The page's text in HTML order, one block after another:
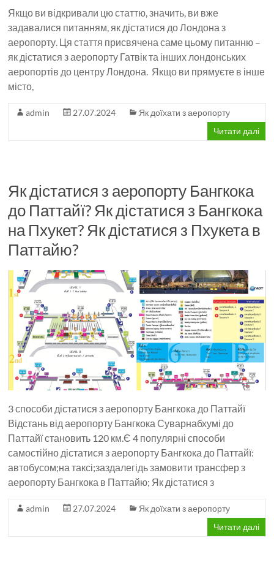
Якщо ви відкривали цю статтю, значить, ви вже
задавалися питанням, як дістатися до Лондона з
аеропорту. Ця стаття присвячена саме цьому питанню –
як дістатися з аеропорту Гатвік та інших лондонських
аеропортів до центру Лондона. Якщо ви прямуєте в інше
місто,
admin 27.07.2024
Як доїхати з аеропорту
Читати далі
Як дістатися з аеропорту Бангкока
до Паттайї? Як дістатися з Бангкока
на Пхукет? Як дістатися з Пхукета в
Паттайю?
3 способи дістатися з аеропорту Бангкока до Паттайї
Відстань від аеропорту Бангкока Суварнабхумі до
Паттайї становить 120 км.Є 4 популярні способи
самостійно дістатися з аеропорту Бангкока до Паттайї:
автобусом;на таксі;заздалегідь замовити трансфер з
аеропорту Бангкока в Паттайю; Як дістатися з
admin 27.07.2024
Як доїхати з аеропорту
Читати далі